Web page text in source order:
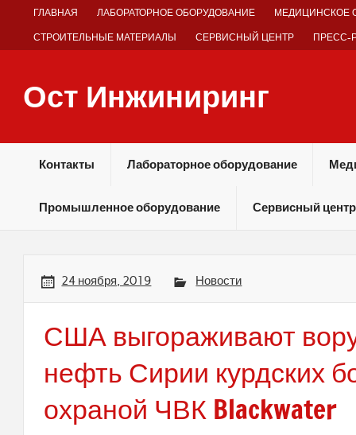
ГЛАВНАЯ ЛАБОРАТОРНОЕ ОБОРУДОВАНИЕ МЕДИЦИНСКОЕ
СТРОИТЕЛЬНЫЕ МАТЕРИАЛЫ СЕРВИСНЫЙ ЦЕНТР ПРЕСС-
Ост Инжиниринг
Контакты Лабораторное оборудование
Промышленное оборудование Сервисный центр
24 ноября, 2019 Новости
США выгораживают
нефть Сирии курдских
охраной ЧВК Blackwater